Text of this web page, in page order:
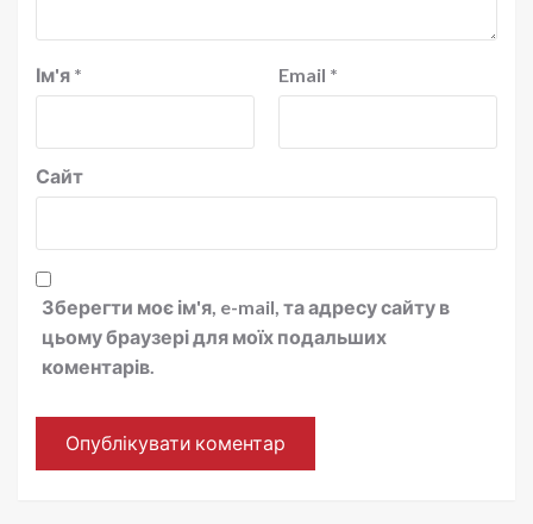
Ім'я * Email *
Сайт
Зберегти моє ім'я, e-mail, та адресу сайту в
цьому браузері для моїх подальших
коментарів.